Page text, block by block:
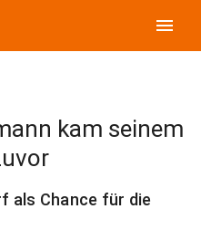
menu
kam seinem
als Chance für die